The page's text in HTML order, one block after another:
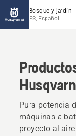
Bosque y jardín
ES, Español
Pura potencia
máquinas a
proyecto al